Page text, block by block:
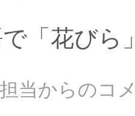
「花びら
当からのコ